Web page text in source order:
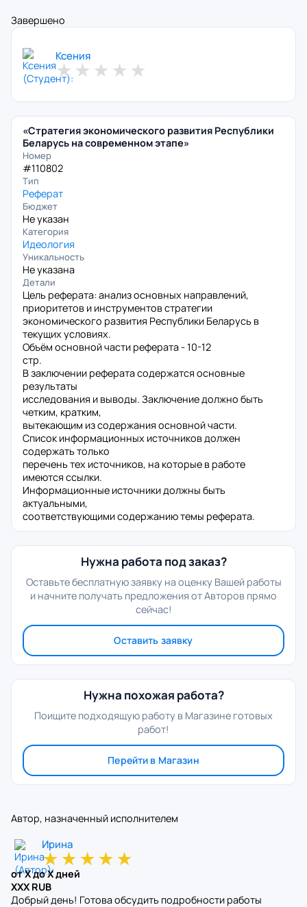
Завершено
Ксения
★ ★ ★ ★ ★
«Стратегия экономического развития Республики
Беларусь на современном этапе»
Номер
#110802
Тип
Реферат
Бюджет
Не указан
Категория
Идеология
Уникальность
Не указана
Детали
Цель реферата: анализ основных направлений,
приоритетов и инструментов стратегии
экономического развития Республики Беларусь в
текущих условиях.
Объём основной части реферата - 10-12
стр.
В заключении реферата содержатся основные
результаты
исследования и выводы. Заключение должно быть
четким, кратким,
вытекающим из содержания основной части.
Список информационных источников должен
содержать только
перечень тех источников, на которые в работе
имеются ссылки.
Информационные источники должны быть
актуальными,
соответствующими содержанию темы реферата.
Нужна работа под заказ?
Оставьте бесплатную заявку на оценку Вашей работы
и начните получать предложения от Авторов прямо
сейчас!
Оставить заявку
Нужна похожая работа?
Поищите подходящую работу в Магазине готовых
работ!
Перейти в Магазин
Автор, назначенный исполнителем
Ирина
★★★★★
от X до X дней
XXX RUB
Добрый день! Готова обсудить подробности работы